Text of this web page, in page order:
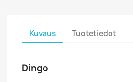
Kuvaus Tuotetiedot
Dingo